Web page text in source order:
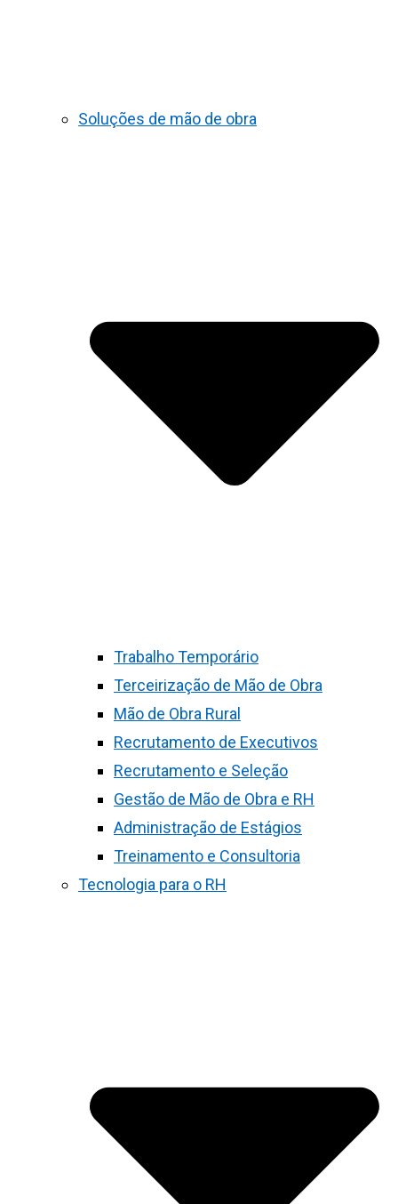
Soluções de mão de obra
Trabalho Temporário
Terceirização de Mão de Obra
Mão de Obra Rural
Recrutamento de Executivos
Recrutamento e Seleção
Gestão de Mão de Obra e RH
Administração de Estágios
Treinamento e Consultoria
Tecnologia para o RH